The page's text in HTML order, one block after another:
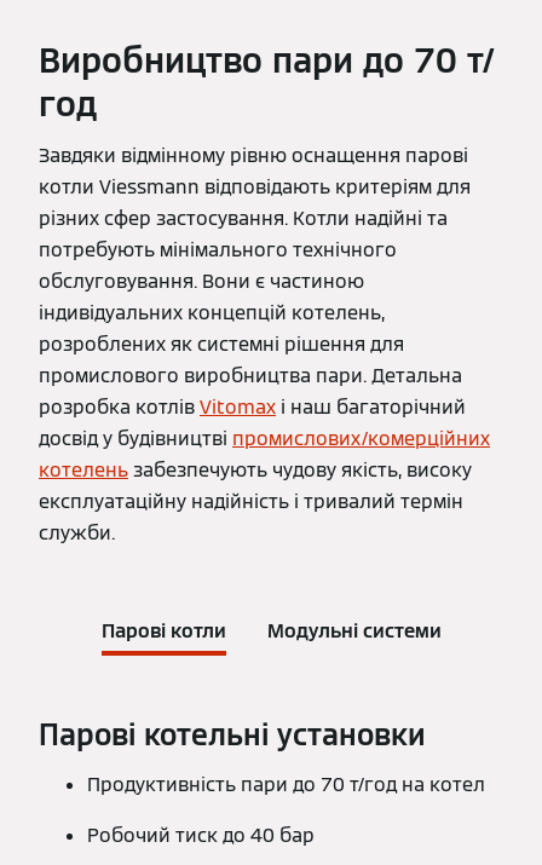
Виробництво пари до 70 т/
год
Завдяки відмінному рівню оснащення парові
котли Viessmann відповідають критеріям для
різних сфер застосування. Котли надійні та
потребують мінімального технічного
обслуговування. Вони є частиною
індивідуальних концепцій котелень,
розроблених як системні рішення для
промислового виробництва пари. Детальна
розробка котлівVitomax і наш багаторічний
досвід у будівництві промислових/комерційних
котеленьзабезпечують чудову якість, високу
експлуатаційну надійність і тривалий термін
служби.
Парові котли Модульні системи
Парові котельні установки
Продуктивність пари до 70 т/год на котел
Робочий тиск до 40 бар